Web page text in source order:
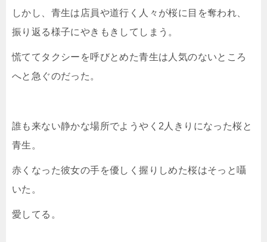
しかし、青生は店員や道行く人々が桜に目を奪われ、
振り返る様子にやきもきしてしまう。
慌ててタクシーを呼びとめた青生は人気のないところ
へと急ぐのだった。
誰も来ない静かな場所でようやく2人きりになった桜と
青生。
赤くなった彼女の手を優しく握りしめた桜はそっと囁
いた。
愛してる。